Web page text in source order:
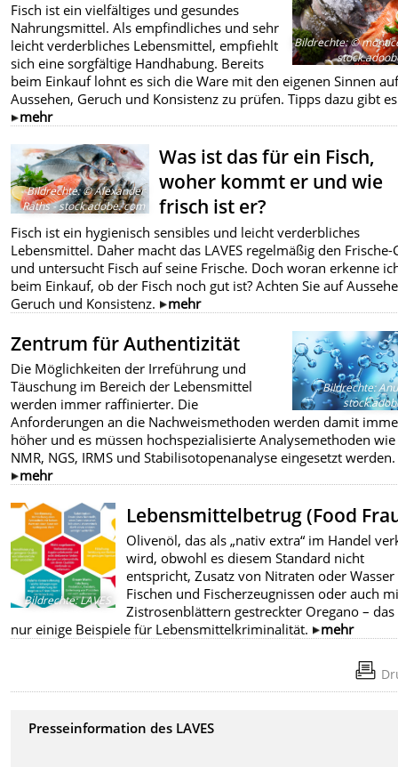
Bildrechte:©
Fisch ist ein vielfältiges und gesundes
Nahrungsmittel. Als empfindliches und sehr
leicht verderbliches Lebensmittel, empfiehlt
sich eine sorgfältige Handhabung. Bereits
beim Einkauf lohnt es sich die Ware mit den eigenen Sinnen
Aussehen, Geruch und Konsistenz zu prüfen. Tipps dazu gibt
mehr
Bildrechte:© Alexander
Raths - stock.adobe. com
Was ist das für ein Fisch,
woher kommt er und wie
frisch ist er?
Fisch ist ein hygienisch sensibles und leicht verderbliches
Lebensmittel. Daher macht das LAVES regelmäßig den Frische-
und untersucht Fisch auf seine Frische. Doch woran erkenne
beim Einkauf, ob der Fisch noch gut ist? Achten Sie auf
Geruch und Konsistenz.
mehr
Bildrechte:
Zentrum für Authentizität
Die Möglichkeiten der Irreführung und
Täuschung im Bereich der Lebensmittel
werden immer raffinierter. Die
Anforderungen an die Nachweismethoden werden damit
höher und es müssen hochspezialisierte Analysemethoden wie
NMR, NGS, IRMS und Stabilisotopenanalyse eingesetzt werden.
mehr
Bildrechte:LAVES
Lebensmittelbetrug (Food
Olivenöl, das als „nativ extra“ im Handel
wird, obwohl es diesem Standard nicht
entspricht, Zusatz von Nitraten oder Wasser
Fischen und Fischerzeugnissen oder auch
Zistrosenblättern gestreckter Oregano – das
nur einige Beispiele für Lebensmittelkriminalität.
mehr
Presseinformation des LAVES